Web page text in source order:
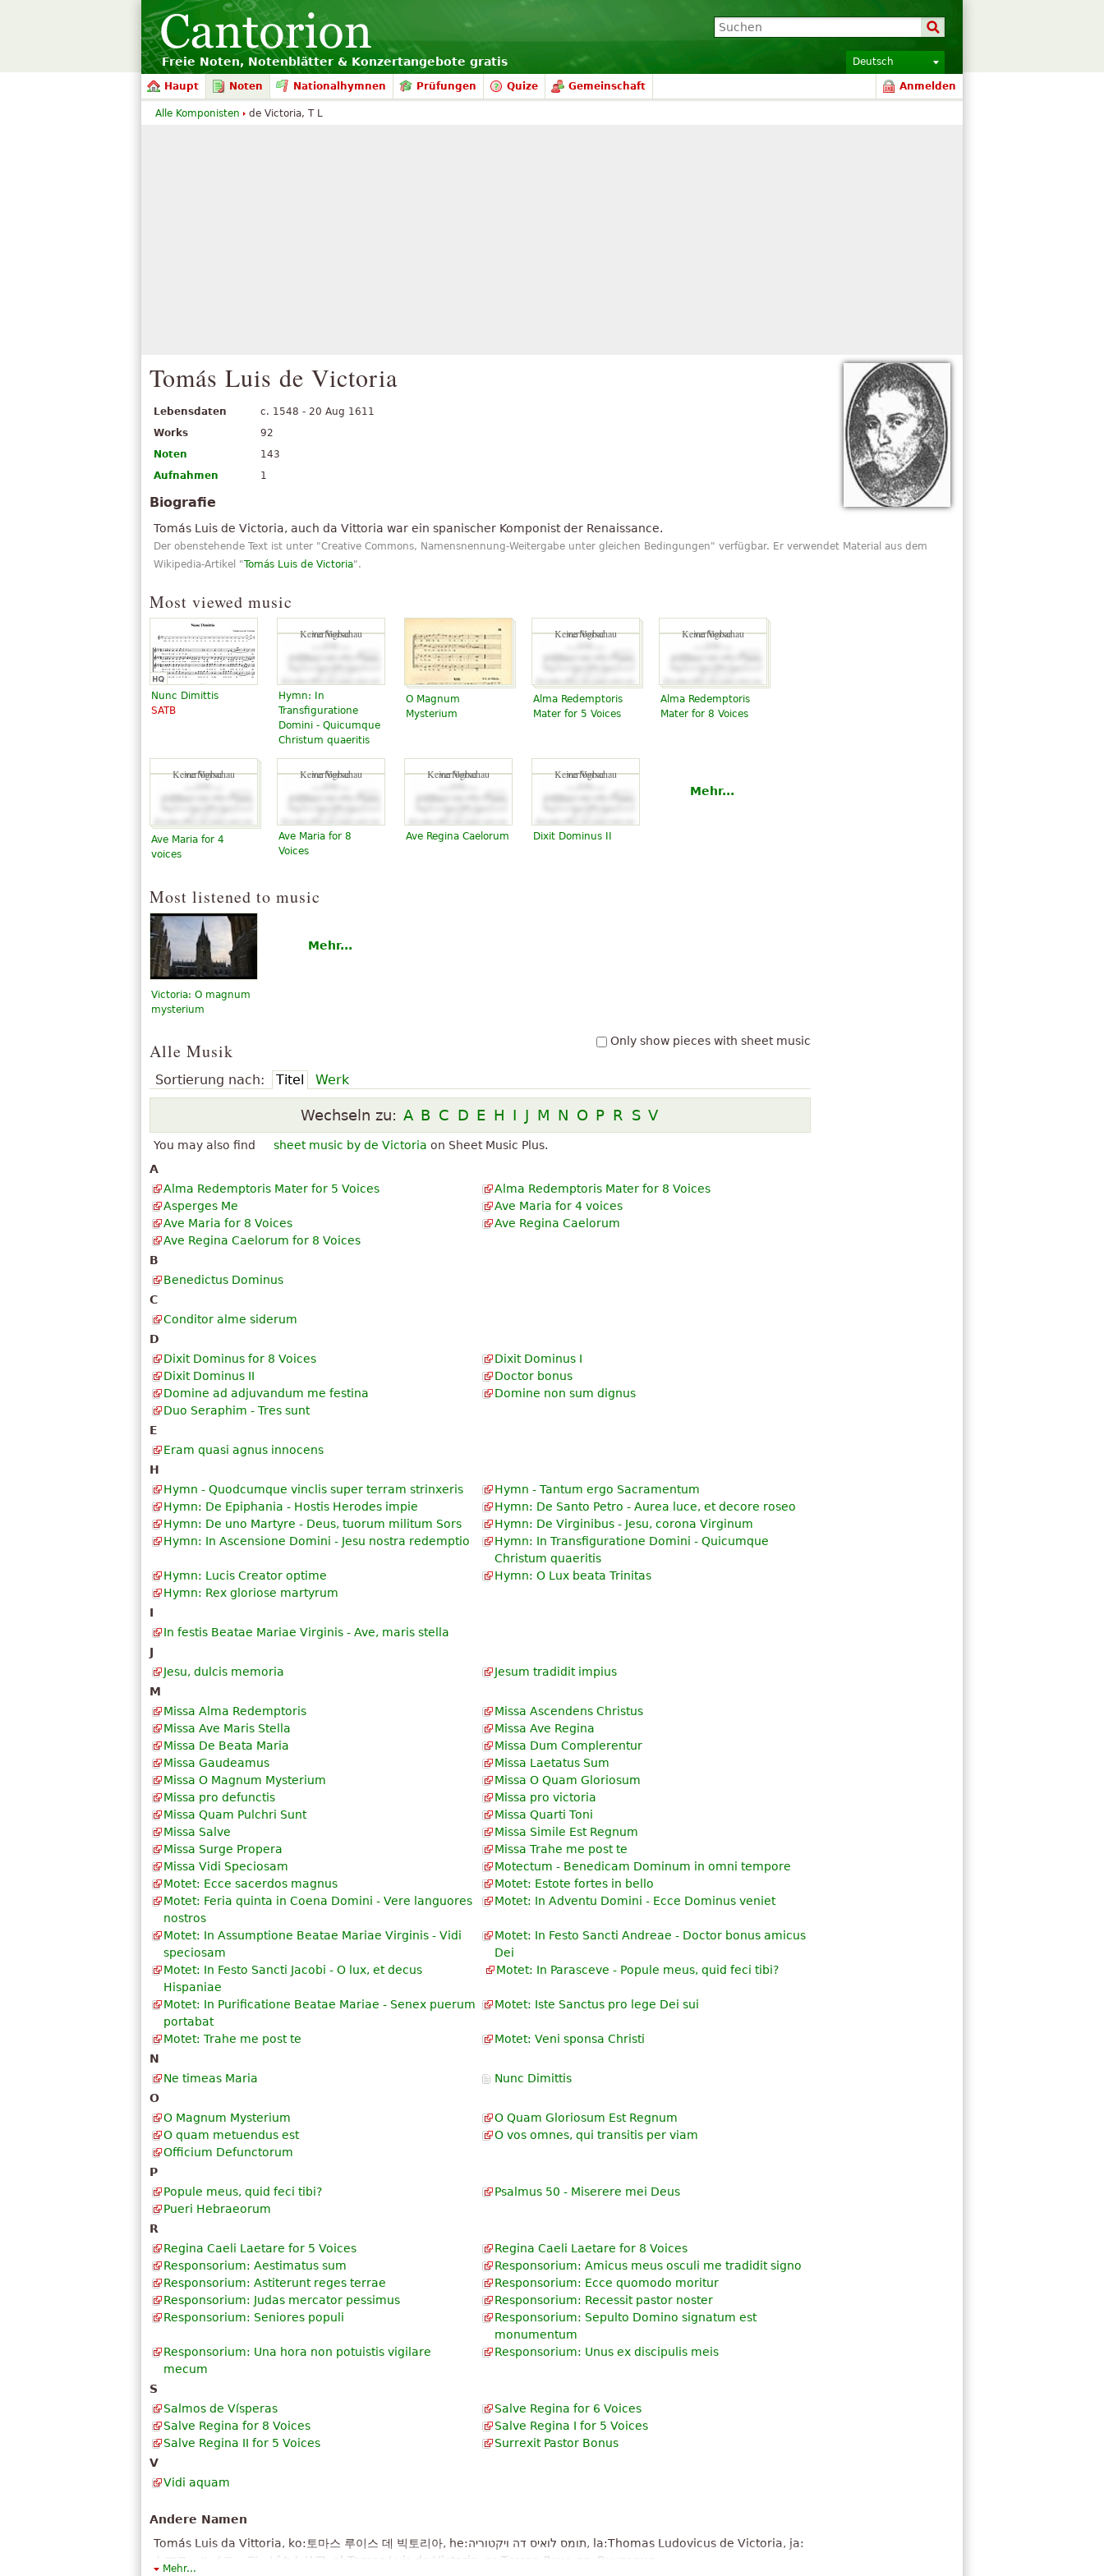
Freie Noten, Notenblätter & Konzertangebote gratis Deutsch
Haupt Noten Nationalhymnen Prüfungen Quize Gemeinschaft Anmelden
Tomás Luis de Victoria
Lebensdaten
c. 1548 - 20 Aug 1611
Works
92
Noten
143
Aufnahmen
1
Biografie
Tomás Luis de Victoria, auch da Vittoria war ein spanischer Komponist der Renaissance.
Der obenstehende Text ist unter "Creative Commons, Namensnennung-Weitergabe unter gleichen Bedingungen" verfügbar. Er verwendet Material aus dem
Wikipedia-Artikel "Tomás Luis de Victoria".
Most viewed music
Nunc Dimittis
SATB
Keine Vorschau verfügbar
Hymn: In
Transfiguratione
Domini - Quicumque
Christum quaeritis
O Magnum
Mysterium
Keine Vorschau verfügbar
Alma Redemptoris
Mater for 5 Voices
Keine Vorschau verfügbar
Alma Redemptoris
Mater for 8 Voices
Keine Vorschau verfügbar
Ave Maria for 4
voices
Keine Vorschau verfügbar
Ave Maria for 8
Voices
Keine Vorschau verfügbar
Ave Regina Caelorum
Keine Vorschau verfügbar
Dixit Dominus II
Mehr...
Most listened to music
Victoria: O magnum
mysterium
Mehr...
Only show pieces with sheet music
Alle Musik
Sortierung nach: Titel Werk
Wechseln zu: A B C D E H I J M N O P R S V
You may also find sheet music by de Victoria on Sheet Music Plus.
A
Alma Redemptoris Mater for 5 Voices
Alma Redemptoris Mater for 8 Voices
Asperges Me
Ave Maria for 4 voices
Ave Maria for 8 Voices
Ave Regina Caelorum
Ave Regina Caelorum for 8 Voices
B
Benedictus Dominus
C
Conditor alme siderum
D
Dixit Dominus for 8 Voices
Dixit Dominus I
Dixit Dominus II
Doctor bonus
Domine ad adjuvandum me festina
Domine non sum dignus
Duo Seraphim - Tres sunt
E
Eram quasi agnus innocens
H
Hymn - Quodcumque vinclis super terram strinxeris
Hymn - Tantum ergo Sacramentum
Hymn: De Epiphania - Hostis Herodes impie
Hymn: De Santo Petro - Aurea luce, et decore roseo
Hymn: De uno Martyre - Deus, tuorum militum Sors
Hymn: De Virginibus - Jesu, corona Virginum
Hymn: In Ascensione Domini - Jesu nostra redemptio
Hymn: In Transfiguratione Domini - Quicumque
Christum quaeritis
Hymn: Lucis Creator optime
Hymn: O Lux beata Trinitas
Hymn: Rex gloriose martyrum
I
In festis Beatae Mariae Virginis - Ave, maris stella
J
Jesu, dulcis memoria
Jesum tradidit impius
M
Missa Alma Redemptoris
Missa Ascendens Christus
Missa Ave Maris Stella
Missa Ave Regina
Missa De Beata Maria
Missa Dum Complerentur
Missa Gaudeamus
Missa Laetatus Sum
Missa O Magnum Mysterium
Missa O Quam Gloriosum
Missa pro defunctis
Missa pro victoria
Missa Quam Pulchri Sunt
Missa Quarti Toni
Missa Salve
Missa Simile Est Regnum
Missa Surge Propera
Missa Trahe me post te
Missa Vidi Speciosam
Motectum - Benedicam Dominum in omni tempore
Motet: Ecce sacerdos magnus
Motet: Estote fortes in bello
Motet: Feria quinta in Coena Domini - Vere languores
nostros
Motet: In Adventu Domini - Ecce Dominus veniet
Motet: In Assumptione Beatae Mariae Virginis - Vidi
speciosam
Motet: In Festo Sancti Andreae - Doctor bonus amicus
Dei
Motet: In Festo Sancti Jacobi - O lux, et decus
Hispaniae
Motet: In Parasceve - Popule meus, quid feci tibi?
Motet: In Purificatione Beatae Mariae - Senex puerum
portabat
Motet: Iste Sanctus pro lege Dei sui
Motet: Trahe me post te
Motet: Veni sponsa Christi
N
Ne timeas Maria
Nunc Dimittis
O
O Magnum Mysterium
O Quam Gloriosum Est Regnum
O quam metuendus est
O vos omnes, qui transitis per viam
Officium Defunctorum
P
Popule meus, quid feci tibi?
Psalmus 50 - Miserere mei Deus
Pueri Hebraeorum
R
Regina Caeli Laetare for 5 Voices
Regina Caeli Laetare for 8 Voices
Responsorium: Aestimatus sum
Responsorium: Amicus meus osculi me tradidit signo
Responsorium: Astiterunt reges terrae
Responsorium: Ecce quomodo moritur
Responsorium: Judas mercator pessimus
Responsorium: Recessit pastor noster
Responsorium: Seniores populi
Responsorium: Sepulto Domino signatum est
monumentum
Responsorium: Una hora non potuistis vigilare
mecum
Responsorium: Unus ex discipulis meis
S
Salmos de Vísperas
Salve Regina for 6 Voices
Salve Regina for 8 Voices
Salve Regina I for 5 Voices
Salve Regina II for 5 Voices
Surrexit Pastor Bonus
V
Vidi aquam
Andere Namen
Tomás Luis da Vittoria, ko:토마스 루이스 데 빅토리아, he:תומס לואיס דה ויקטוריה, la:Thomas Ludovicus de Victoria, ja:
トマス・ルイス・デ・ビクトリア, pl:Tomas Luis de Victoria, ru:Томас Луис де, Виктория
Mehr...
Alle Komponisten de Victoria, T L